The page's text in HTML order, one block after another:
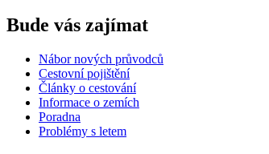
Bude vás zajímat
Nábor nových průvodců
Cestovní pojištění
Články o cestování
Informace o zemích
Poradna
Problémy s letem